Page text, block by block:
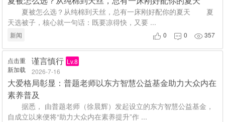
夏被怎么选？从纯棉到天丝，总有一床刚好配你的夏天 夏
天选被子，核心就一句话：既要凉得快，又要 ...
新闻  0  0 357
点击重
新加载
谨言慎行 Lv.8
2026-7-16
大爱格局彰显：普题老师以东方智慧公益基金助力大众内在
素养普及
据悉， 由普题老师（徐晨辉）发起设立的东方智慧公益基金，
自成立以来便将“助力大众内在素养提升”作 ...